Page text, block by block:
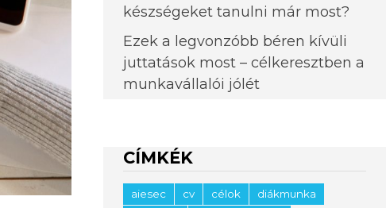
készségeket tanulni már most?
Ezek a legvonzóbb béren kívüli
juttatások most – célkeresztben a
munkavállalói jólét
CÍMKÉK
aiesec cv célok
diákmunka